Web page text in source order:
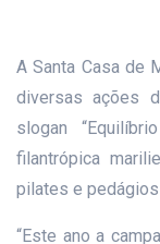
A Santa Casa de
diversas ações
slogan
filantrópica
pilates e
“Este ano a